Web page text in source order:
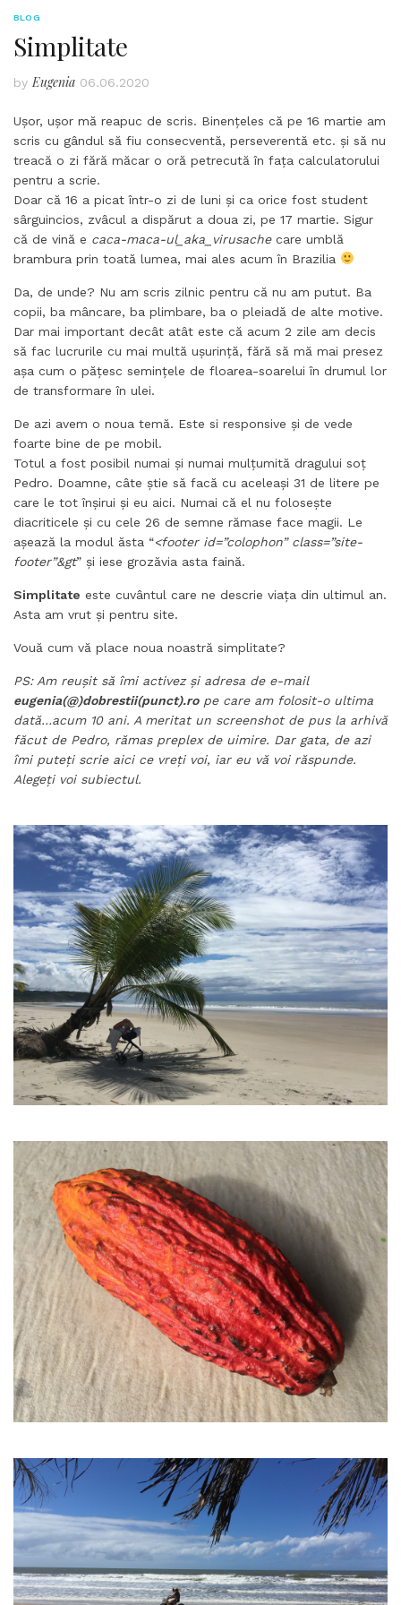
BLOG
Simplitate
by Eugenia 06.06.2020
Ușor, ușor mă reapuc de scris. Binențeles că pe 16 martie am
scris cu gândul să fiu consecventă, perseverentă etc. și să nu
treacă o zi fără măcar o oră petrecută în fața calculatorului
pentru a scrie.
Doar că 16 a picat într-o zi de luni și ca orice fost student
sârguincios, zvâcul a dispărut a doua zi, pe 17 martie. Sigur
că de vină e caca-maca-ul_aka_virusachecare umblă
brambura prin toată lumea, mai ales acum în Brazilia
Da, de unde? Nu am scris zilnic pentru că nu am putut. Ba
copii, ba mâncare, ba plimbare, ba o pleiadă de alte motive.
Dar mai important decât atât este că acum 2 zile am decis
să fac lucrurile cu mai multă ușurință, fără să mă mai presez
așa cum o pățesc semințele de floarea-soarelui în drumul lor
de transformare în ulei.
De azi avem o noua temă. Este si responsive și de vede
foarte bine de pe mobil.
Totul a fost posibil numai și numai mulțumită dragului soț
Pedro. Doamne, câte știe să facă cu aceleași 31 de litere pe
care le tot înșirui și eu aici. Numai că el nu folosește
diacriticele și cu cele 26 de semne rămase face magii. Le
așează la modul ăsta “<footer id=”colophon” class=”site-
footer”&gt” și iese grozăvia asta faină.
Simplitate este cuvântul care ne descrie viața din ultimul an.
Asta am vrut și pentru site.
Vouă cum vă place noua noastră simplitate?
PS: Am reușit să îmi activez și adresa de e-mail
eugenia(@)dobrestii(punct).rope care am folosit-o ultima
dată…acum 10 ani. A meritat un screenshot de pus la arhivă
făcut de Pedro, rămas preplex de uimire. Dar gata, de azi
îmi puteți scrie aici ce vreți voi, iar eu vă voi răspunde.
Alegeți voi subiectul.